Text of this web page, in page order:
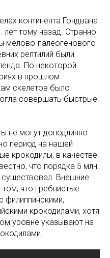
континента Гондвана
лет тому назад. Странно
мелово-палеогенового
рептилий были
По некоторой
в прошлом
скелетов было
совершать быстрые
не могут доподлинно
период на нашей
крокодилы, в качестве
что порядка 5 млн.
существовал. Внешние
что гребнистые
филиппинскими,
крокодилами, хотя
уровне указывают на